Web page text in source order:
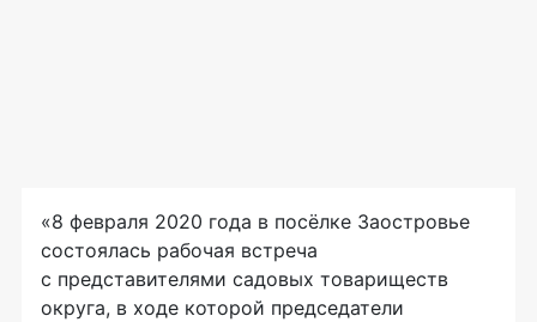
«8 февраля 2020 года в посёлке Заостровье
состоялась рабочая встреча
с представителями садовых товариществ
округа, в ходе которой председатели